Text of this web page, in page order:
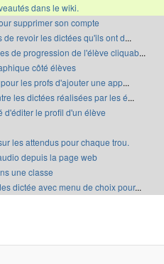
dans le wiki.
supprimer son compte
de revoir les dictées qu'ils ont d...
de progression de l'élève cliquab...
côté élèves
les profs d'ajouter une app...
les dictées réalisées par les é...
d'éditer le profil d'un élève
les attendus pour chaque trou.
depuis la page web
une classe
dictée avec menu de choix pour...